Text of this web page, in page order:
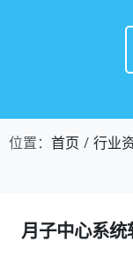
位置： 首页 行业
月子中心系